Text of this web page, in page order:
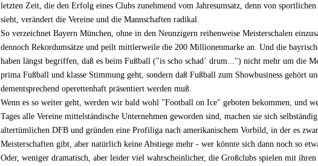
letzten Zeit, die den Erfolg eines Clubs zunehmend vom Jahresumsatz, denn von
sieht, verändert die Vereine und die Mannschaften radikal.
So verzeichnet Bayern München, ohne in den Neunzigern reihenweise Meisterschalen
dennoch Rekordumsätze und peilt mittlerweile die 200 Millionenmarke an. Und die
haben längst begriffen, daß es beim Fußball ("is scho schad´ drum...") nicht mehr um die
prima Fußball und klasse Stimmung geht, sondern daß Fußball zum Showbusiness gehört
dementsprechend operettenhaft präsentiert werden muß.
Wenn es so weiter geht, werden wir bald wohl "Football on Ice" geboten bekommen, und
Tages alle Vereine mittelständische Unternehmen geworden sind, machen sie sich
altertümlichen DFB und gründen eine Profiliga nach amerikanischem Vorbild, in der es
Meisterschaften gibt, aber natürlich keine Abstiege mehr - wer könnte sich dann noch so
Oder, weniger dramatisch, aber leider viel wahrscheinlicher, die Großclubs spielen mit ihren